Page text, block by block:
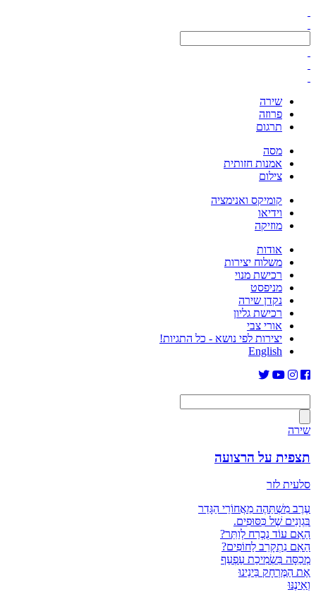
שירה
פרוזה
תרגום
מסה
אמנות חזותית
צילום
קומיקס ואנימציה
וידיאו
מוזיקה
אודות
משלוח יצירות
רכישת מנוי
מניפסט
נקדן שירה
רכישת גליון
אורי צבי
יצירות לפי נושא - כל התגיות!
English
שירה
תצפית על הרצועה
סלעית לזר
עֶרֶב מִשְׁתַּהֶה מֵאֲחוֹרֵי הַגָּדֵר
בִּגְוָנִים שֶׁל כִּסּוּפִים.
הַאִם עוֹד נֻכְרַח לְוַתֵּר?
הַאִם נִתְקָרֵב לַחוֹפִים?
מְכַסָּה בִּשְׂמִיכַת עַפְעַף
אֶת הַמֶּרְחָק בֵּינֵינוּ
וְאֵינֶנּוּ